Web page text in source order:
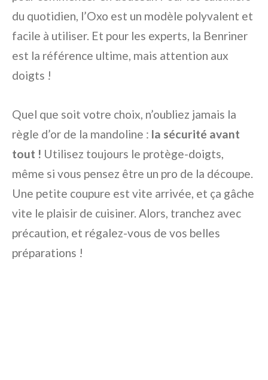
du quotidien, l’Oxo est un modèle polyvalent et
facile à utiliser. Et pour les experts, la Benriner
est la référence ultime, mais attention aux
doigts !
Quel que soit votre choix, n’oubliez jamais la
règle d’or de la mandoline : la sécurité avant
tout ! Utilisez toujours le protège-doigts,
même si vous pensez être un pro de la découpe.
Une petite coupure est vite arrivée, et ça gâche
vite le plaisir de cuisiner. Alors, tranchez avec
précaution, et régalez-vous de vos belles
préparations !